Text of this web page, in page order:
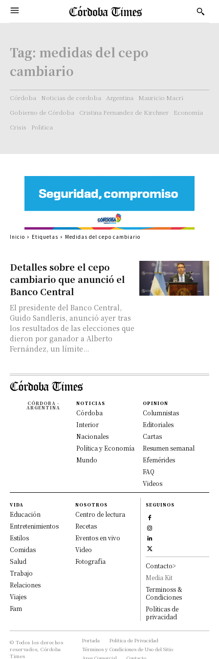
Tag: medidas del cepo
cambiario
Córdoba Noticias de cordoba Argentina
Mauricio Macri
Gobierno de Córdoba
Cristina Fernandez de Kirchner
Economía
Crisis
Politica
Detalles sobre el cepo
cambiario que anunció el
Banco Central
El presidente del Banco Central,
Guido Sandleris, anunció ayer tras
los resultados de las elecciones que
dieron por ganador a Alberto
Fernández, un límite...
Inicio Etiquetas Medidas del cepo cambiario
CÓRDOBA -
ARGENTINA
NOTICIAS
Córdoba
Interior
Nacionales
Política y Economía
Mundo
OPINION
Columnistas
Editoriales
Cartas
Resumen semanal
Efemérides
FAQ
Videos
VIDA
Educación
Entretenimientos
Estilos
Comidas
Salud
Trabajo
Relaciones
Viajes
Fam
NOSOTROS
Centro de lectura
Recetas
Eventos en vivo
Video
Fotografía
SEGUINOS
Contacto>
Media Kit
Terminoss &
Condiciones
Políticas de
privacidad
© Todos los derechos
reservados, Córdoba
Times
Portada
Política de Privacidad
Términos y Condiciones de Uso del Sitio